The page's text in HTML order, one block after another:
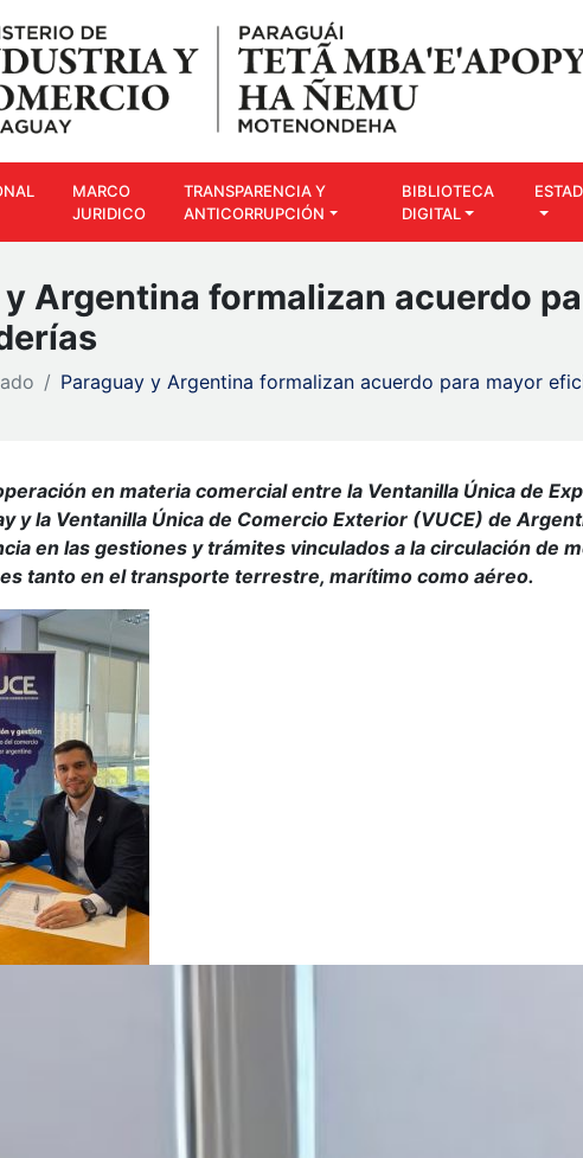
MARCO
JURIDICO
TRANSPARENCIA Y
ANTICORRUPCIÓN
BIBLIOTECA
DIGITAL
y Argentina formalizan acuerdo
Paraguay y Argentina formalizan acuerdo para mayor
en materia comercial entre la Ventanilla Única de
y la Ventanilla Única de Comercio Exterior (VUCE) de
en las gestiones y trámites vinculados a la circulación de
tanto en el transporte terrestre, marítimo como aéreo.